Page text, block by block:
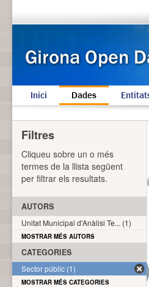
Inici Dades
Filtres
Cliqueu sobre un o més
termes de la llista següent
per filtrar els resultats.
AUTORS
Unitat Municipal d'Anàlisi Te... (1)
MOSTRAR MÉS AUTORS
CATEGORIES
Sector públic (1)
MOSTRAR MÉS CATEGORIES